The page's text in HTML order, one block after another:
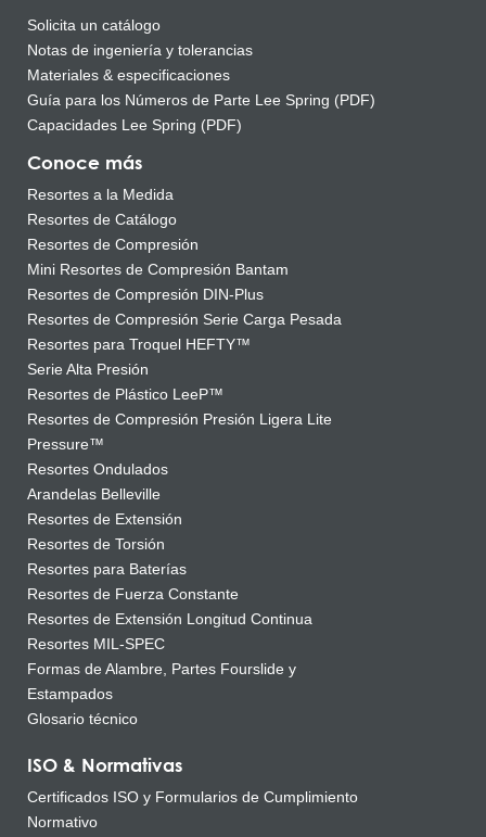
Solicita un catálogo
Notas de ingeniería y tolerancias
Materiales & especificaciones
Guía para los Números de Parte Lee Spring (PDF)
Capacidades Lee Spring (PDF)
Conoce más
Resortes a la Medida
Resortes de Catálogo
Resortes de Compresión
Mini Resortes de Compresión Bantam
Resortes de Compresión DIN-Plus
Resortes de Compresión Serie Carga Pesada
Resortes para Troquel HEFTY™
Serie Alta Presión
Resortes de Plástico LeeP™
Resortes de Compresión Presión Ligera Lite
Pressure™
Resortes Ondulados
Arandelas Belleville
Resortes de Extensión
Resortes de Torsión
Resortes para Baterías
Resortes de Fuerza Constante
Resortes de Extensión Longitud Continua
Resortes MIL-SPEC
Formas de Alambre, Partes Fourslide y
Estampados
Glosario técnico
ISO & Normativas
Certificados ISO y Formularios de Cumplimiento
Normativo